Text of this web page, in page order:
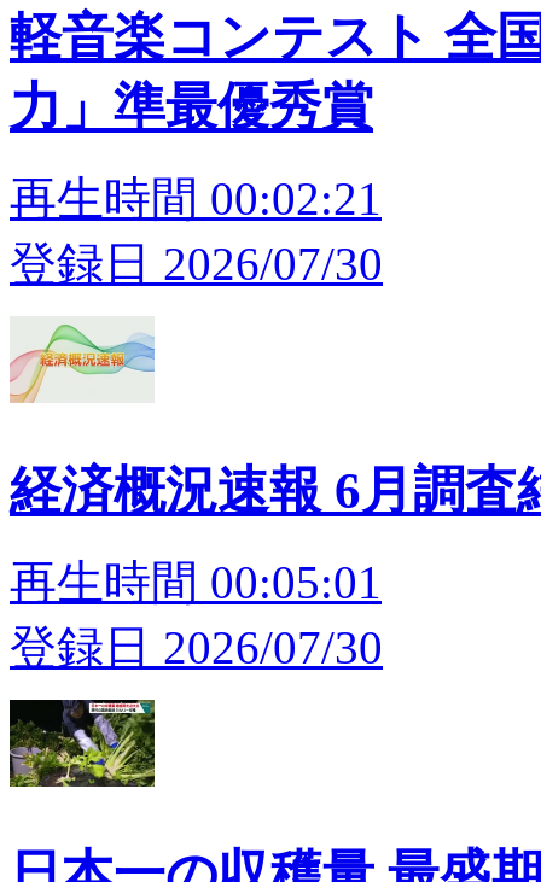
軽音楽コンテスト 全
力」準最優秀賞
再生時間 00:02:21
登録日 2026/07/30
経済概況速報 6月調査
再生時間 00:05:01
登録日 2026/07/30